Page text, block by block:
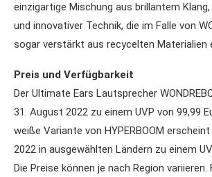
einzigartige Mischung aus brillantem
und innovativer Technik, die im Falle von
sogar verstärkt aus recycelten Materialien
Preis und Verfügbarkeit
Der Ultimate Ears Lautsprecher
31. August 2022 zu einem UVP von 99,99
weiße Variante von HYPERBOOM
2022 in ausgewählten Ländern zu einem
Die Preise können je nach Region variieren.